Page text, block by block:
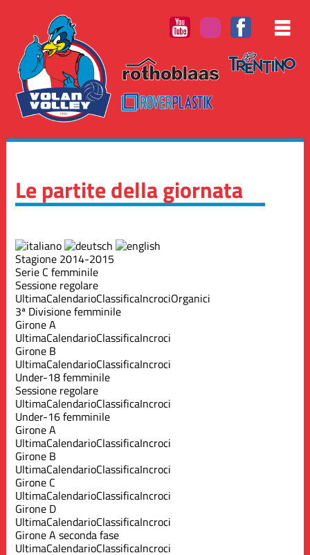
Le partite della giornata
Stagione 2014-2015
Serie C femminile
Sessione regolare
UltimaCalendarioClassificaIncrociOrganici
3ª Divisione femminile
Girone A
UltimaCalendarioClassificaIncroci
Girone B
UltimaCalendarioClassificaIncroci
Under-18 femminile
Sessione regolare
UltimaCalendarioClassificaIncroci
Under-16 femminile
Girone A
UltimaCalendarioClassificaIncroci
Girone B
UltimaCalendarioClassificaIncroci
Girone C
UltimaCalendarioClassificaIncroci
Girone D
UltimaCalendarioClassificaIncroci
Girone A seconda fase
UltimaCalendarioClassificaIncroci